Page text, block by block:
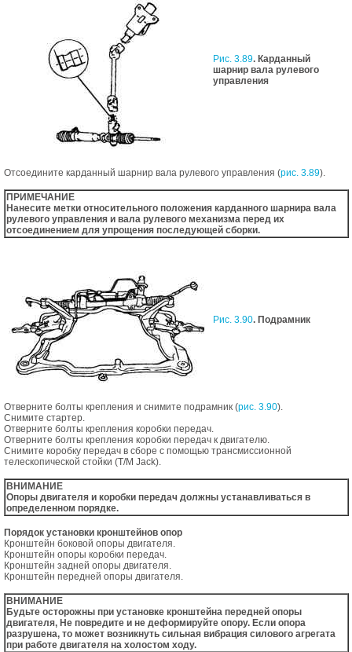
Рис. 3.89. Карданный
шарнир вала рулевого
управления
Отсоедините карданный шарнир вала рулевого управления (рис. 3.89).
ПРИМЕЧАНИЕ
Нанесите метки относительного положения карданного шарнира вала
рулевого управления и вала рулевого механизма перед их
отсоединением для упрощения последующей сборки.
Рис. 3.90. Подрамник
Отверните болты крепления и снимите подрамник (рис. 3.90).
Снимите стартер.
Отверните болты крепления коробки передач.
Отверните болты крепления коробки передач к двигателю.
Снимите коробку передач в сборе с помощью трансмиссионной
телескопической стойки (Т/М Jack).
ВНИМАНИЕ
Опоры двигателя и коробки передач должны устанавливаться в
определенном порядке.
Порядок установки кронштейнов опор
Кронштейн боковой опоры двигателя.
Кронштейн опоры коробки передач.
Кронштейн задней опоры двигателя.
Кронштейн передней опоры двигателя.
ВНИМАНИЕ
Будьте осторожны при установке кронштейна передней опоры
двигателя, Не повредите и не деформируйте опору. Если опора
разрушена, то может возникнуть сильная вибрация силового агрегата
при работе двигателя на холостом ходу.